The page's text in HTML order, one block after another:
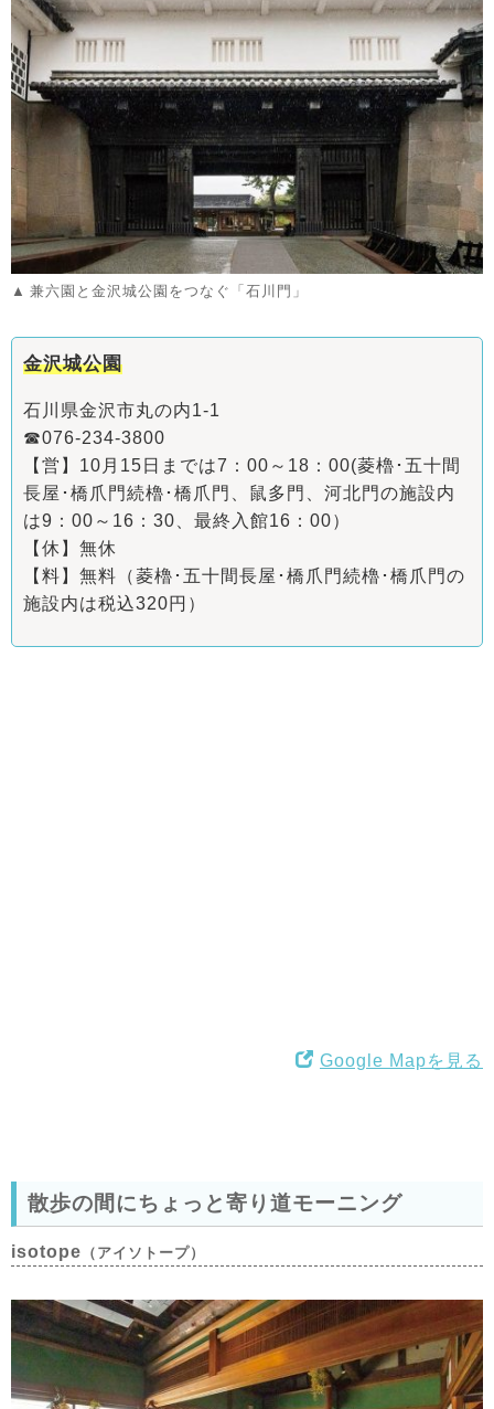
兼六園と金沢城公園をつなぐ「石川門」
金沢城公園
石川県金沢市丸の内1-1
☎076-234-3800
【営】10月15日までは7：00～18：00(菱櫓･五十間
長屋･橋爪門続櫓･橋爪門、鼠多門、河北門の施設内
は9：00～16：30、最終入館16：00）
【休】無休
【料】無料（菱櫓･五十間長屋･橋爪門続櫓･橋爪門の
施設内は税込320円）
Google Mapを見る
散歩の間にちょっと寄り道モーニング
isotope （アイソトープ）